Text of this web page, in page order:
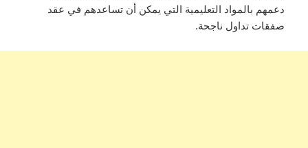
دعمهم بالمواد التعليمية التي يمكن أن تساعدهم في عقد
صفقات تداول ناجحة.